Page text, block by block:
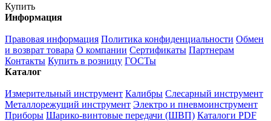
Купить
Информация
Правовая информация Политика конфиденциальности Обмен
и возврат товара О компании Сертификаты Партнерам
Контакты Купить в розницу ГОСТы
Каталог
Измерительный инструмент Калибры Слесарный инструмент
Металлорежущий инструмент Электро и пневмоинструмент
Приборы Шарико-винтовые передачи (ШВП) Каталоги PDF